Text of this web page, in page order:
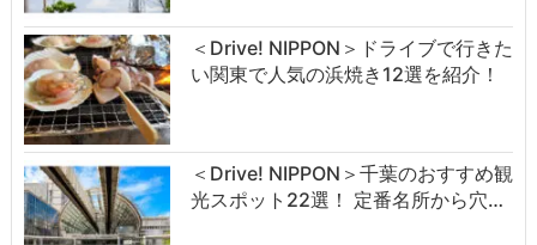
＜Drive! NIPPON＞ドライブで行きた
い関東で人気の浜焼き12選を紹介！
＜Drive! NIPPON＞千葉のおすすめ観
光スポット22選！ 定番名所から穴…